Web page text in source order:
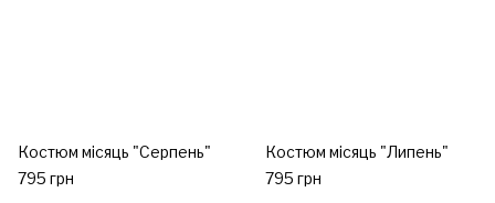
Костюм місяць "Серпень"
795 грн
Костюм місяць "Липень"
795 грн